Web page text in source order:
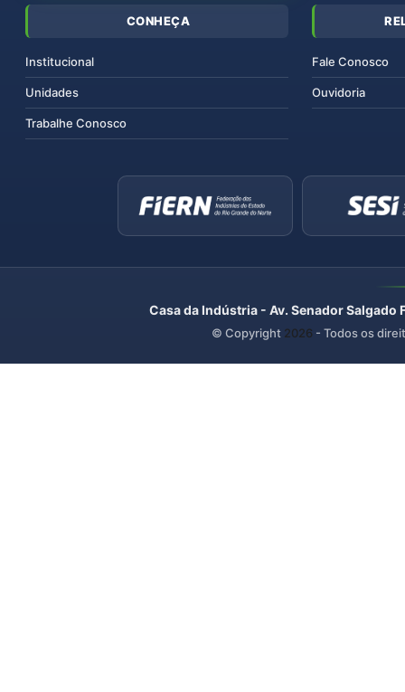
CONHEÇA
Institucional
Unidades
Trabalhe Conosco
Fale Conosco
Ouvidoria
Casa da Indústria - Av. Senador
© Copyright 2026 - Todos os